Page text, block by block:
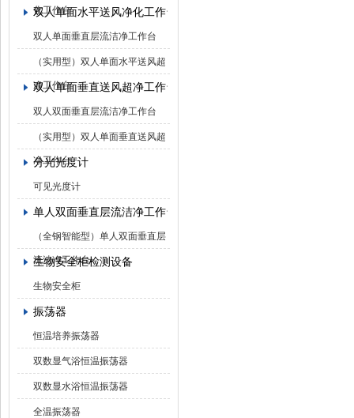
化工作台
双人单面水平送风净化工作台
双人单面垂直层流洁净工作台
（实用型）双人单面水平送风超
净工作台
双人单面垂直送风超净工作台
双人双面垂直层流洁净工作台
（实用型）双人单面垂直送风超
净工作台
分光光度计
可见光度计
单人双面垂直层流洁净工作台
（全钢智能型）单人双面垂直层
流洁净工作台
生物安全柜检测设备
生物安全柜
振荡器
恒温培养振荡器
双数显气浴恒温振荡器
双数显水浴恒温振荡器
全温振荡器